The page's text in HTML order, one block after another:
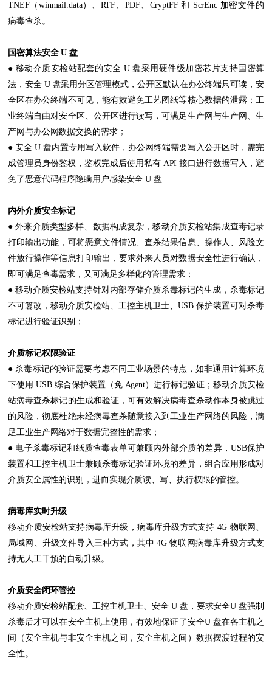
TNEF（winmail.data）、RTF、PDF、CryptFF 和 ScrEnc 加密文件的
病毒查杀。
国密算法安全 U 盘
● 移动介质安检站配套的安全 U 盘采用硬件级加密芯片支持国密算
法，安全 U 盘采用分区管理模式，公开区默认在办公终端只可读，安
全区在办公终端不可见，能有效避免工艺图纸等核心数据的泄露；工
业终端自由对安全区、公开区进行读写，可满足生产网与生产网、生
产网与办公网数据交换的需求；
● 安全 U 盘内置专用写入软件，办公网终端需要写入公开区时，需完
成管理员身份鉴权，鉴权完成后使用私有 API 接口进行数据写入，避
免了恶意代码程序隐瞒用户感染安全 U 盘
内外介质安全标记
● 外来介质类型多样、数据构成复杂，移动介质安检站集成查毒记录
打印输出功能，可将恶意文件情况、查杀结果信息、操作人、风险文
件放行操作等信息打印输出，要求外来人员对数据安全性进行确认，
即可满足查毒需求，又可满足多样化的管理需求；
● 移动介质安检站支持针对内部存储介质杀毒标记的生成，杀毒标记
不可篡改，移动介质安检站、工控主机卫士、USB 保护装置可对杀毒
标记进行验证识别；
介质标记权限验证
● 杀毒标记的验证需要考虑不同工业场景的特点，如非通用计算环境
下使用 USB 综合保护装置（免 Agent）进行标记验证；移动介质安检
站病毒查杀标记的生成和验证，可有效解决病毒查杀动作本身被跳过
的风险，彻底杜绝未经病毒查杀随意接入到工业生产网络的风险，满
足工业生产网络对于数据完整性的需求；
● 电子杀毒标记和纸质查毒表单可兼顾内外部介质的差异，USB保护
装置和工控主机卫士兼顾杀毒标记验证环境的差异，组合应用形成对
介质安全属性的识别，进而实现介质读、写、执行权限的管控。
病毒库实时升级
移动介质安检站支持病毒库升级，病毒库升级方式支持 4G 物联网、
局域网、升级文件导入三种方式，其中 4G 物联网病毒库升级方式支
持无人工干预的自动升级。
介质安全闭环管控
移动介质安检站配套、工控主机卫士、安全 U 盘，要求安全U 盘强制
杀毒后才可以在安全主机上使用，有效地保证了安全U 盘在各主机之
间（安全主机与非安全主机之间，安全主机之间）数据摆渡过程的安
全性。